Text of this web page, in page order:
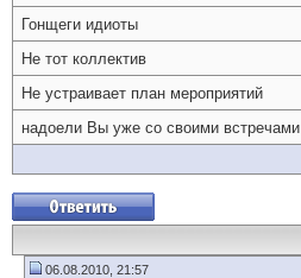
Гонщеги идиоты
Не тот коллектив
Не устраивает план мероприятий
надоели Вы уже со своими встречами
06.08.2010, 21:57